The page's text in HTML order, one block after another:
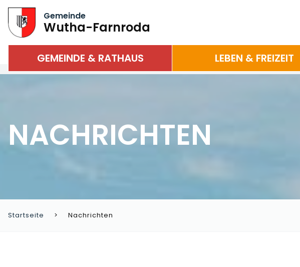
Gemeinde
Wutha-Farnroda
GEMEINDE & RATHAUS LEBEN & FREIZEIT
NACHRICHTEN
Startseite Nachrichten